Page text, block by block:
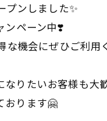
プンしました✨
ンペーン中❣️
な機会にぜひご利
なりたいお客様も
おります🤗